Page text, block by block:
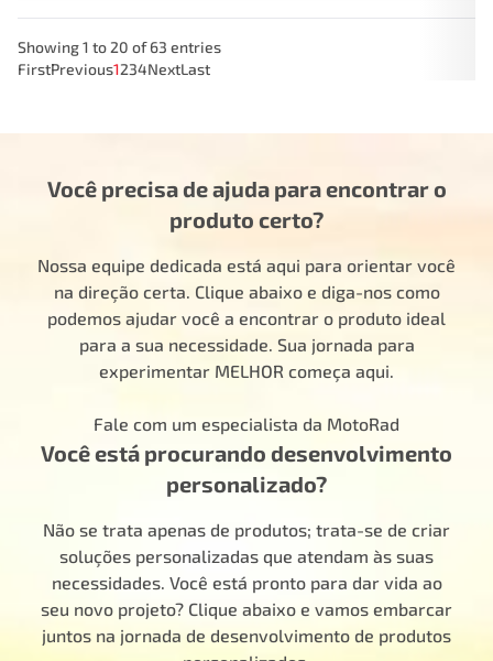
Showing 1 to 20 of 63 entries
FirstPrevious1234NextLast
Você precisa de ajuda para encontrar o
produto certo?
Nossa equipe dedicada está aqui para orientar você
na direção certa. Clique abaixo e diga-nos como
podemos ajudar você a encontrar o produto ideal
para a sua necessidade. Sua jornada para
experimentar MELHOR começa aqui.
Fale com um especialista da MotoRad
Você está procurando desenvolvimento
personalizado?
Não se trata apenas de produtos; trata-se de criar
soluções personalizadas que atendam às suas
necessidades. Você está pronto para dar vida ao
seu novo projeto? Clique abaixo e vamos embarcar
juntos na jornada de desenvolvimento de produtos